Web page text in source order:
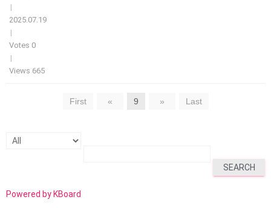
|
2025.07.19
|
Votes 0
|
Views 665
First « 9 » Last
SEARCH
Powered by KBoard